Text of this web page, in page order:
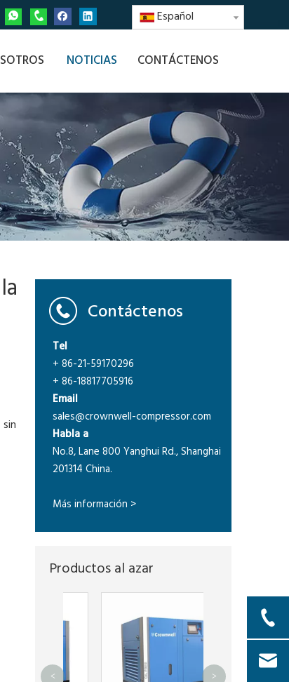
Español
NOTICIAS CONTÁCTENOS
Contáctenos
Tel
+ 86-21-59170296
+ 86-18817705916
Email
sales@crownwell-compressor.com
Habla a
No.8, Lane 800 Yanghui Rd., Shanghai
201314 China.
Más información >
Productos al azar
< >